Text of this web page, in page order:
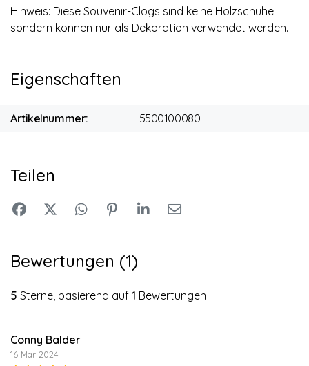
Hinweis: Diese Souvenir-Clogs sind keine Holzschuhe
sondern können nur als Dekoration verwendet werden.
Eigenschaften
Artikelnummer: 5500100080
Teilen
Bewertungen (1)
5 Sterne, basierend auf 1 Bewertungen
Conny Balder
16 Mar 2024